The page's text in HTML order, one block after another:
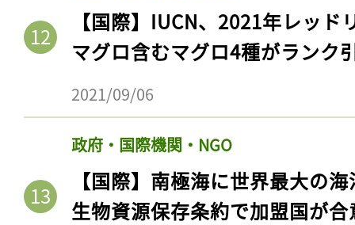
【国際】IUCN、2021年レッ
マグロ含むマグロ4種がランク
2021/09/06
政府・国際機関・NGO
【国際】南極海に世界最大の
生物資源保存条約で加盟国が合
会員登録